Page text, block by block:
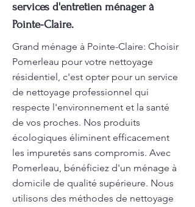
services d'entretien ménager à
Pointe-Claire.
Grand ménage à Pointe-Claire: Choisir
Pomerleau pour votre nettoyage
résidentiel, c'est opter pour un service
de nettoyage professionnel qui
respecte l'environnement et la santé
de vos proches. Nos produits
écologiques éliminent efficacement
les impuretés sans compromis. Avec
Pomerleau, bénéficiez d'un ménage à
domicile de qualité supérieure. Nous
utilisons des méthodes de nettoyage